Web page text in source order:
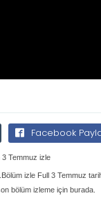
Facebook
Temmuz izle
izle Full 3 Temmuz
bölüm izleme için burada.